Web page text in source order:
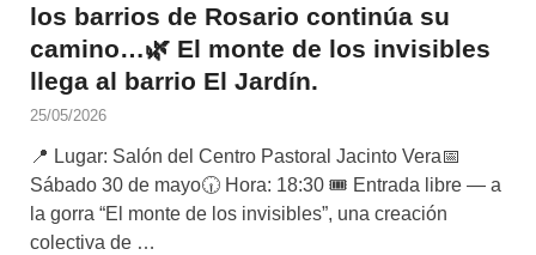
los barrios de Rosario continúa su
camino…🌿 El monte de los invisibles
llega al barrio El Jardín.
25/05/2026
📍 Lugar: Salón del Centro Pastoral Jacinto Vera📅
Sábado 30 de mayo🕡 Hora: 18:30 🎟️ Entrada libre — a
la gorra “El monte de los invisibles”, una creación
colectiva de …